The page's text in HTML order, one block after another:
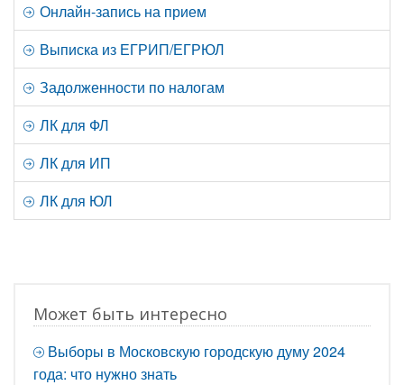
Онлайн-запись на прием
Выписка из ЕГРИП/ЕГРЮЛ
Задолженности по налогам
ЛК для ФЛ
ЛК для ИП
ЛК для ЮЛ
Может быть интересно
Выборы в Московскую городскую думу 2024
года: что нужно знать